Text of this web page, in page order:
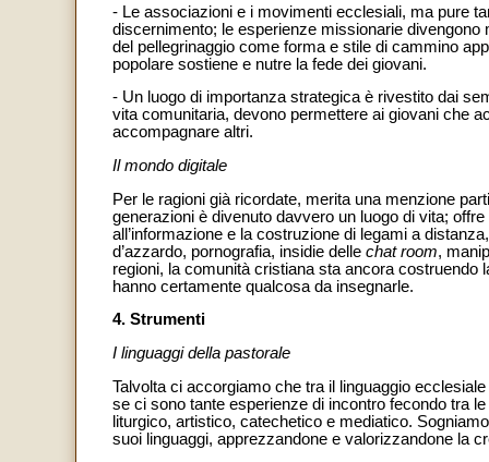
- Le associazioni e i movimenti ecclesiali, ma pure
discernimento; le esperienze missionarie
del pellegrinaggio come forma e stile di cammino
popolare sostiene e nutre la fede dei giovani.
- Un luogo di importanza strategica è rivestito dai
vita comunitaria, devono permettere ai giovani che
accompagnare altri.
Il mondo digitale
Per le ragioni già ricordate, merita una menzione
generazioni è divenuto davvero un luogo di vita;
all’informazione e la costruzione di legami a
d’azzardo, pornografia, insidie delle chat room,
regioni, la comunità cristiana sta ancora costruendo
hanno certamente qualcosa da insegnarle.
4. Strumenti
I linguaggi della pastorale
Talvolta ci accorgiamo che tra il linguaggio
se ci sono tante esperienze di incontro fecondo tra
liturgico, artistico, catechetico e mediatico.
suoi linguaggi, apprezzandone e valorizzandone la